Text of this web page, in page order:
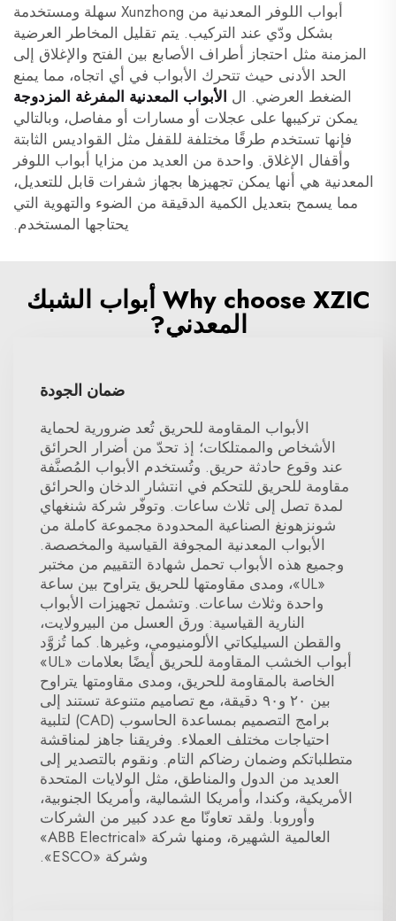
أبواب اللوفر المعدنية من Xunzhong سهلة ومستخدمة
بشكل ودّي عند التركيب. يتم تقليل المخاطر العرضية
المزمنة مثل احتجاز أطراف الأصابع بين الفتح والإغلاق إلى
الحد الأدنى حيث تتحرك الأبواب في أي اتجاه، مما يمنع
الضغط العرضي. ال الأبواب المعدنية المفرغة المزدوجة
يمكن تركيبها على عجلات أو مسارات أو مفاصل، وبالتالي
فإنها تستخدم طرقًا مختلفة للقفل مثل القواديس الثابتة
وأقفال الإغلاق. واحدة من العديد من مزايا أبواب اللوفر
المعدنية هي أنها يمكن تجهيزها بجهاز شفرات قابل للتعديل،
مما يسمح بتعديل الكمية الدقيقة من الضوء والتهوية التي
يحتاجها المستخدم.
Why choose XZIC أبواب الشبك
المعدني?
ضمان الجودة
الأبواب المقاومة للحريق تُعد ضرورية لحماية
الأشخاص والممتلكات؛ إذ تحدّ من أضرار الحرائق
عند وقوع حادثة حريق. وتُستخدم الأبواب المُصنَّفة
مقاومة للحريق للتحكم في انتشار الدخان والحرائق
لمدة تصل إلى ثلاث ساعات. وتوفّر شركة شنغهاي
شونزهونغ الصناعية المحدودة مجموعة كاملة من
الأبواب المعدنية المجوفة القياسية والمخصصة.
وجميع هذه الأبواب تحمل شهادة التقييم من مختبر
«UL»، ومدى مقاومتها للحريق يتراوح بين ساعة
واحدة وثلاث ساعات. وتشمل تجهيزات الأبواب
النارية القياسية: ورق العسل من البيرولايت،
والقطن السيليكاتي الألومنيومي، وغيرها. كما تُزوَّد
أبواب الخشب المقاومة للحريق أيضًا بعلامات «UL»
الخاصة بالمقاومة للحريق، ومدى مقاومتها يتراوح
بين ٢٠ و٩٠ دقيقة، مع تصاميم متنوعة تستند إلى
برامج التصميم بمساعدة الحاسوب (CAD) لتلبية
احتياجات مختلف العملاء. وفريقنا جاهز لمناقشة
متطلباتكم وضمان رضاكم التام. ونقوم بالتصدير إلى
العديد من الدول والمناطق، مثل الولايات المتحدة
الأمريكية، وكندا، وأمريكا الشمالية، وأمريكا الجنوبية،
وأوروبا. ولقد تعاونّا مع عدد كبير من الشركات
العالمية الشهيرة، ومنها شركة «ABB Electrical»
وشركة «ESCO».